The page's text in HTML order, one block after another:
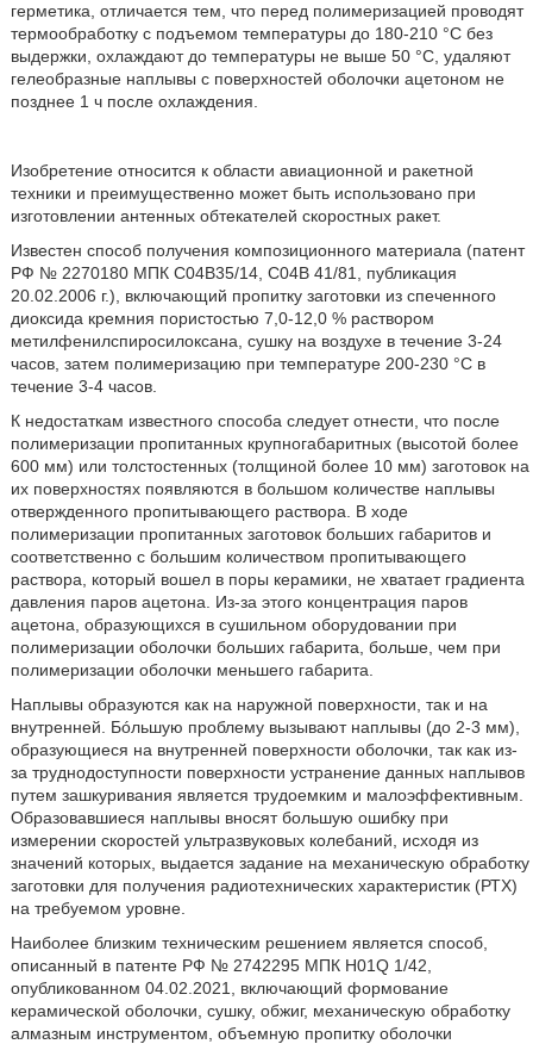
герметика, отличается тем, что перед полимеризацией проводят
термообработку с подъемом температуры до 180-210 °С без
выдержки, охлаждают до температуры не выше 50 °С, удаляют
гелеобразные наплывы с поверхностей оболочки ацетоном не
позднее 1 ч после охлаждения.
Изобретение относится к области авиационной и ракетной
техники и преимущественно может быть использовано при
изготовлении антенных обтекателей скоростных ракет.
Известен способ получения композиционного материала (патент
РФ № 2270180 МПК C04B35/14, C04B 41/81, публикация
20.02.2006 г.), включающий пропитку заготовки из спеченного
диоксида кремния пористостью 7,0-12,0 % раствором
метилфенилспиросилоксана, сушку на воздухе в течение 3-24
часов, затем полимеризацию при температуре 200-230 °С в
течение 3-4 часов.
К недостаткам известного способа следует отнести, что после
полимеризации пропитанных крупногабаритных (высотой более
600 мм) или толстостенных (толщиной более 10 мм) заготовок на
их поверхностях появляются в большом количестве наплывы
отвержденного пропитывающего раствора. В ходе
полимеризации пропитанных заготовок больших габаритов и
соответственно с большим количеством пропитывающего
раствора, который вошел в поры керамики, не хватает градиента
давления паров ацетона. Из-за этого концентрация паров
ацетона, образующихся в сушильном оборудовании при
полимеризации оболочки больших габарита, больше, чем при
полимеризации оболочки меньшего габарита.
Наплывы образуются как на наружной поверхности, так и на
внутренней. Бóльшую проблему вызывают наплывы (до 2-3 мм),
образующиеся на внутренней поверхности оболочки, так как из-
за труднодоступности поверхности устранение данных наплывов
путем зашкуривания является трудоемким и малоэффективным.
Образовавшиеся наплывы вносят большую ошибку при
измерении скоростей ультразвуковых колебаний, исходя из
значений которых, выдается задание на механическую обработку
заготовки для получения радиотехнических характеристик (РТХ)
на требуемом уровне.
Наиболее близким техническим решением является способ,
описанный в патенте РФ № 2742295 МПК H01Q 1/42,
опубликованном 04.02.2021, включающий формование
керамической оболочки, сушку, обжиг, механическую обработку
алмазным инструментом, объемную пропитку оболочки